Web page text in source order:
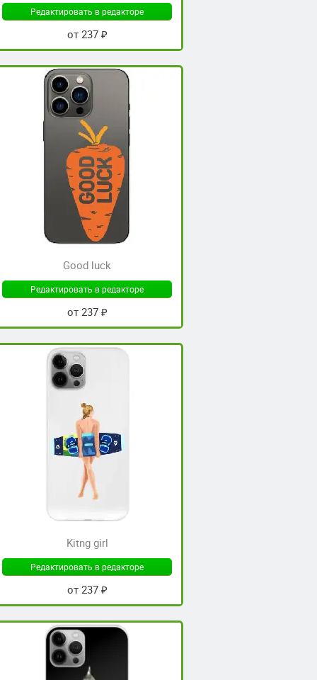
Редактировать в редакторе
от 237 ₽
Good luck
Редактировать в редакторе
от 237 ₽
Kitng girl
Редактировать в редакторе
от 237 ₽